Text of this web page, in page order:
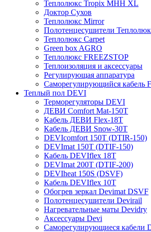
Теплолюкс Tropix МНН XL
Доктор Сухов
Теплолюкс Mirror
Полотенцесушители
Теплолюкс Carpet
Green box AGRO
Теплолюкс FREEZSTOP
Теплоизоляция и аксессуары
Регулирующая аппаратура
Cаморегулирующийся кабель
Теплый пол DEVI
Терморегуляторы DEVI
ДЕВИ Comfort Mat-150T
Кабель ДЕВИ Flex-18T
Кабель ДЕВИ Snow-30T
DEVIcomfort 150T (DTIR-150)
DEVImat 150T (DTIF-150)
Кабель DEVIflex 18T
DEVImat 200T (DTIF-200)
DEVIheat 150S (DSVF)
Кабель DEVIflex 10T
Обогрев зеркал Devimat DSVF
Полотенцесушители Devirail
Нагревательные маты Devidry
Аксессуары Devi
Саморегулирующиеся кабели